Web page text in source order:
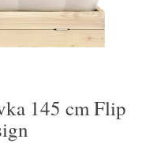
145 cm Flip